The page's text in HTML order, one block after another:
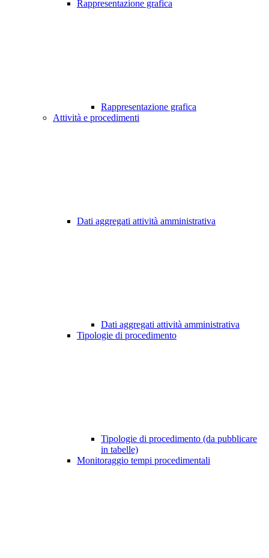
Rappresentazione grafica
Rappresentazione grafica
Attività e procedimenti
Dati aggregati attività amministrativa
Dati aggregati attività amministrativa
Tipologie di procedimento
Tipologie di procedimento (da pubblicare
in tabelle)
Monitoraggio tempi procedimentali